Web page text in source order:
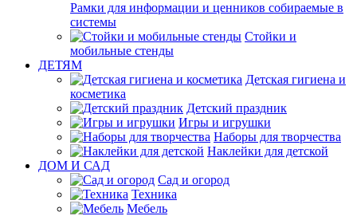
Рамки для информации и ценников собираемые в
системы
Стойки и
мобильные стенды
ДЕТЯМ
Детская гигиена и
косметика
Детский праздник
Игры и игрушки
Наборы для творчества
Наклейки для детской
ДОМ И САД
Сад и огород
Техника
Мебель